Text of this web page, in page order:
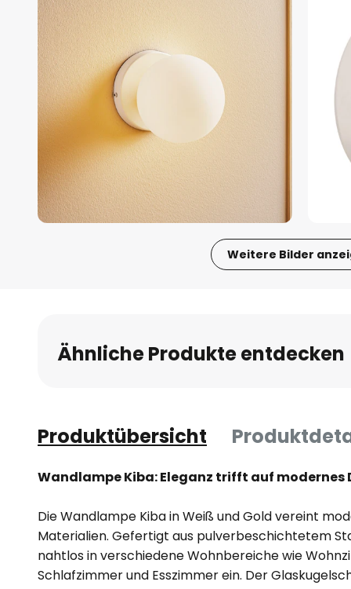
Weitere Bilder
Bildgalerie
springen
Ähnliche Produkte entdecken
Produktübersicht
Wandlampe Kiba: Eleganz trifft auf
Die Wandlampe Kiba in Weiß und Gold vereint
Materialien. Gefertigt aus pulverbeschichtetem
nahtlos in verschiedene Wohnbereiche wie
Schlafzimmer und Esszimmer ein. Der